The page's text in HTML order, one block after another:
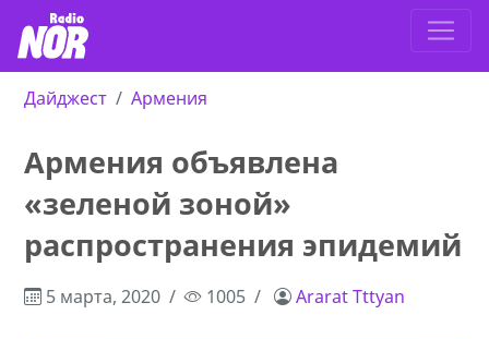
Дайджест Армения
Армения объявлена
«зеленой зоной»
распространения эпидемий
5 марта, 2020 1005 Ararat Tttyan